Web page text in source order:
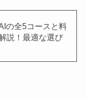
の全5コースと料
説！最適な選び